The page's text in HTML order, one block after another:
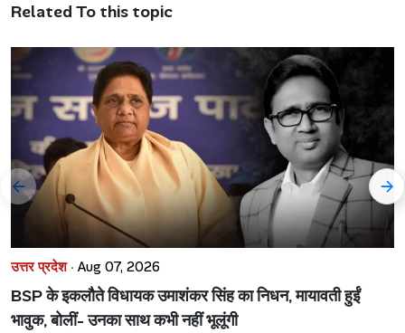
Related To this topic
उत्तर प्रदेश · Aug 07, 2026
BSP के इकलौते विधायक उमाशंकर सिंह का निधन, मायावती हुईं
भावुक, बोलीं- उनका साथ कभी नहीं भूलूंगी